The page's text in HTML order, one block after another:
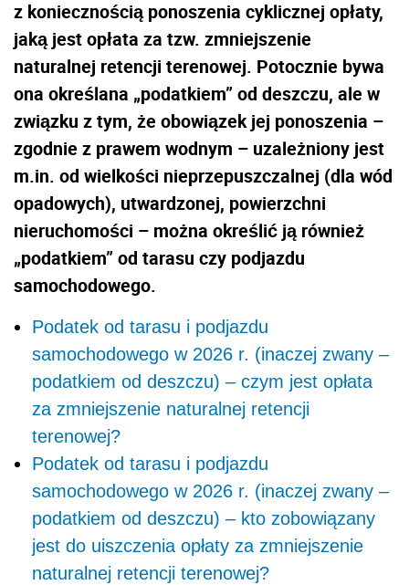
z koniecznością ponoszenia cyklicznej opłaty,
jaką jest opłata za tzw. zmniejszenie
naturalnej retencji terenowej. Potocznie bywa
ona określana „podatkiem” od deszczu, ale w
związku z tym, że obowiązek jej ponoszenia –
zgodnie z prawem wodnym – uzależniony jest
m.in. od wielkości nieprzepuszczalnej (dla wód
opadowych), utwardzonej, powierzchni
nieruchomości – można określić ją również
„podatkiem” od tarasu czy podjazdu
samochodowego.
Podatek od tarasu i podjazdu
samochodowego w 2026 r. (inaczej zwany –
podatkiem od deszczu) – czym jest opłata
za zmniejszenie naturalnej retencji
terenowej?
Podatek od tarasu i podjazdu
samochodowego w 2026 r. (inaczej zwany –
podatkiem od deszczu) – kto zobowiązany
jest do uiszczenia opłaty za zmniejszenie
naturalnej retencji terenowej?